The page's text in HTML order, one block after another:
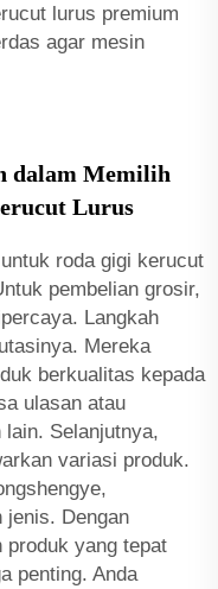
lurus premium
agar mesin
dalam Memilih
Lurus
roda gigi kerucut
pembelian grosir,
Langkah
Mereka
berkualitas kepada
ulasan atau
lain. Selanjutnya,
variasi produk.
jenis. Dengan
produk yang tepat
penting. Anda